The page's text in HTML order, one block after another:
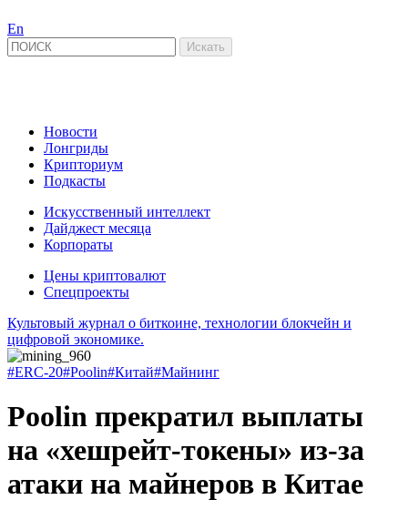
En
Новости
Лонгриды
Крипториум
Подкасты
Искусственный интеллект
Дайджест месяца
Корпораты
Цены криптовалют
Спецпроекты
Культовый журнал о биткоине, технологии блокчейн и
цифровой экономике.
#ERC-20#Poolin#Китай#Майнинг
Poolin прекратил выплаты
на «хешрейт-токены» из-за
атаки на майнеров в Китае